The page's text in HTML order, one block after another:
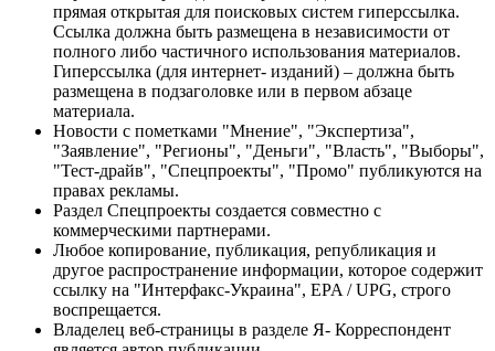
прямая открытая для поисковых систем гиперссылка.
Ссылка должна быть размещена в независимости от
полного либо частичного использования материалов.
Гиперссылка (для интернет- изданий) – должна быть
размещена в подзаголовке или в первом абзаце
материала.
Новости с пометками "Мнение", "Экспертиза",
"Заявление", "Регионы", "Деньги", "Власть", "Выборы",
"Тест-драйв", "Спецпроекты", "Промо" публикуются на
правах рекламы.
Раздел Спецпроекты создается совместно с
коммерческими партнерами.
Любое копирование, публикация, републикация и
другое распространение информации, которое содержит
ссылку на "Интерфакс-Украина", EPA / UPG, строго
воспрещается.
Владелец веб-страницы в разделе Я- Корреспондент